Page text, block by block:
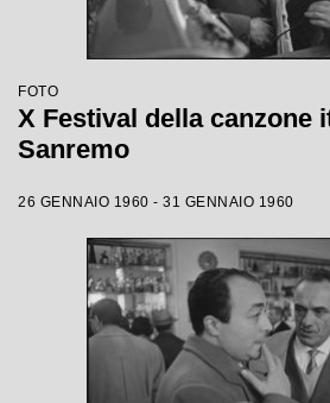
FOTO
X Festival della canzone
Sanremo
26 GENNAIO 1960 - 31 GENNAIO 1960